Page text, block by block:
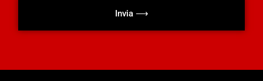
Invia ⟶